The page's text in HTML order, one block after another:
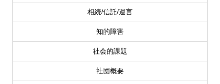
相続/信託/遺言
知的障害
社会的課題
社団概要